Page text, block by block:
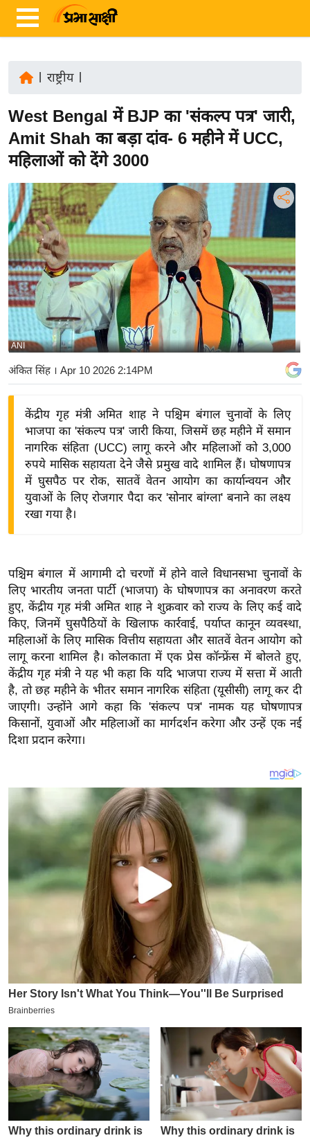
ज़ा
ख
र
रा
ष्ट्री
य
अं
त
र्रा
ष्ट्री
य
बि
ज़
ने
द्यो
ष
ज्ञ
रा
य
ब
ज
ट
खे
ल
क्रि
I
L
2
ई
-
पे
प
र
मि
सा
ल
राष्ट्रीय|
West Bengal में BJP का 'संकल्प पत्र' जारी,
Amit Shah का बड़ा दांव- 6 महीने में UCC,
महिलाओं को देंगे 3000
ANI
अंकित सिंह। Apr 10 2026 2:14PM
केंद्रीय गृह मंत्री अमित शाह ने पश्चिम बंगाल चुनावों के लिए
भाजपा का 'संकल्प पत्र' जारी किया, जिसमें छह महीने में समान
नागरिक संहिता (UCC) लागू करने और महिलाओं को 3,000
रुपये मासिक सहायता देने जैसे प्रमुख वादे शामिल हैं। घोषणापत्र
में घुसपैठ पर रोक, सातवें वेतन आयोग का कार्यान्वयन और
युवाओं के लिए रोजगार पैदा कर 'सोनार बांग्ला' बनाने का लक्ष्य
रखा गया है।
पश्चिम बंगाल में आगामी दो चरणों में होने वाले विधानसभा चुनावों के
लिए भारतीय जनता पार्टी (भाजपा) के घोषणापत्र का अनावरण करते
हुए, केंद्रीय गृह मंत्री अमित शाह ने शुक्रवार को राज्य के लिए कई वादे
किए, जिनमें घुसपैठियों के खिलाफ कार्रवाई, पर्याप्त कानून व्यवस्था,
महिलाओं के लिए मासिक वित्तीय सहायता और सातवें वेतन आयोग को
लागू करना शामिल है। कोलकाता में एक प्रेस कॉन्फ्रेंस में बोलते हुए,
केंद्रीय गृह मंत्री ने यह भी कहा कि यदि भाजपा राज्य में सत्ता में आती
है, तो छह महीने के भीतर समान नागरिक संहिता (यूसीसी) लागू कर दी
जाएगी। उन्होंने आगे कहा कि 'संकल्प पत्र' नामक यह घोषणापत्र
किसानों, युवाओं और महिलाओं का मार्गदर्शन करेगा और उन्हें एक नई
दिशा प्रदान करेगा।